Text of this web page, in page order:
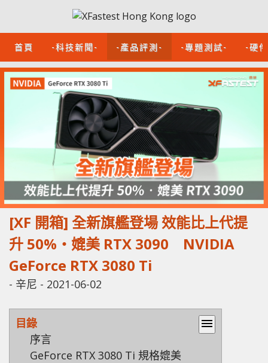
首頁 -科技新聞- -產品評測- -專題測試- -硬
[XF 開箱] 全新旗艦登場 效能比上代提
升 50%‧媲美 RTX 3090 NVIDIA
GeForce RTX 3080 Ti
- 辛尼 - 2021-06-02
目錄
menu
序言
GeForce RTX 3080 Ti 規格媲美